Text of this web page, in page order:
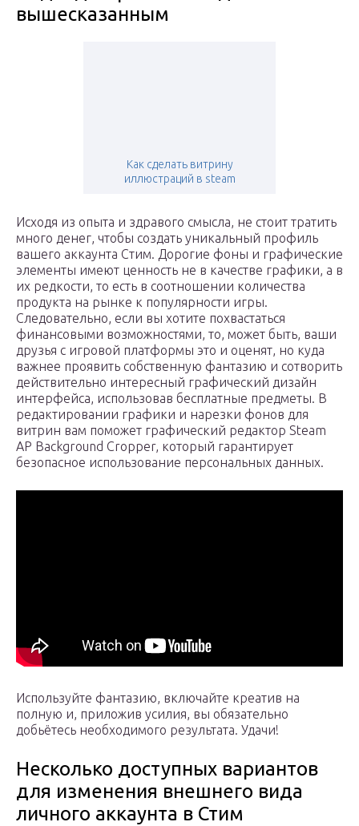
вышесказанным
Как сделать витрину
иллюстраций в steam
Исходя из опыта и здравого смысла, не стоит тратить
много денег, чтобы создать уникальный профиль
вашего аккаунта Стим. Дорогие фоны и графические
элементы имеют ценность не в качестве графики, а в
их редкости, то есть в соотношении количества
продукта на рынке к популярности игры.
Следовательно, если вы хотите похвастаться
финансовыми возможностями, то, может быть, ваши
друзья с игровой платформы это и оценят, но куда
важнее проявить собственную фантазию и сотворить
действительно интересный графический дизайн
интерфейса, использовав бесплатные предметы. В
редактировании графики и нарезки фонов для
витрин вам поможет графический редактор Steam
AP Background Cropper, который гарантирует
безопасное использование персональных данных.
Используйте фантазию, включайте креатив на
полную и, приложив усилия, вы обязательно
добьётесь необходимого результата. Удачи!
Несколько доступных вариантов
для изменения внешнего вида
личного аккаунта в Стим